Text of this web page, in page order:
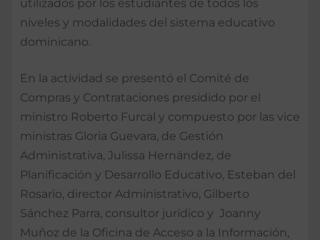
utilizados por los estudiantes de todos los
niveles y modalidades del sistema educativo
dominicano.
En la actividad se presentó el Comité de
Compras y Contrataciones presidido por el
ministro Roberto Furcal y compuesto por las vice
ministras Gloria Guevara, de Gestión
Administrativa, Julissa Hernández, de
Planificación y Desarrollo Educativo, Esteban del
Rosario, director Administrativo, Gilberto
Sánchez Parra, consultor jurídico y Joanny
Muñoz de la Oficina de Acceso a la Información,